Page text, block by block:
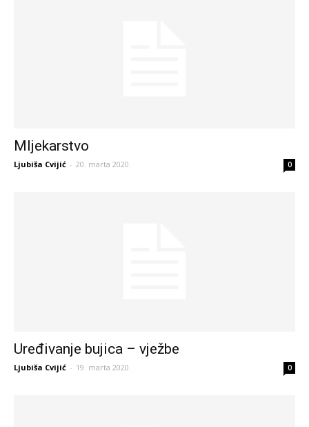
Mljekarstvo
Ljubiša Cvijić - 20. marta 2020. 0
Uređivanje bujica – vježbe
Ljubiša Cvijić - 19. marta 2020. 0